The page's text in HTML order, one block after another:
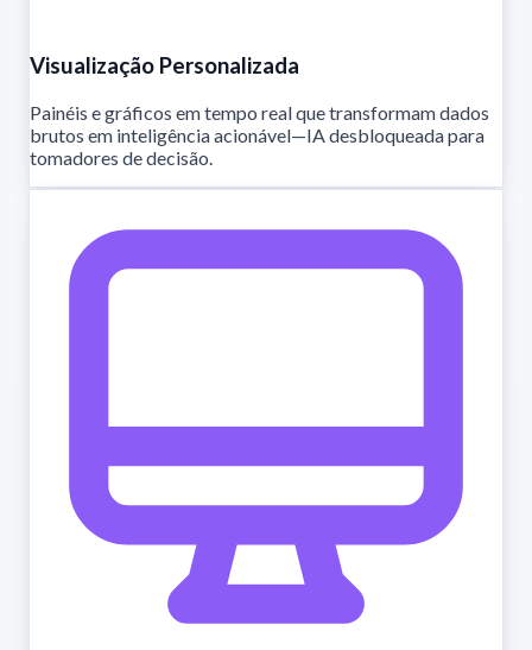
Visualização Personalizada
Painéis e gráficos em tempo real que transformam dados
brutos em inteligência acionável—IA desbloqueada para
tomadores de decisão.